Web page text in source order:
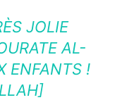
JOLIE
AL-
ENFANTS !